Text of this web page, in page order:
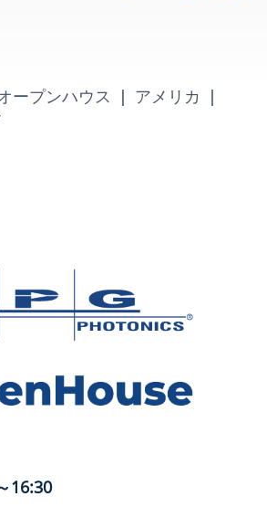
ープンハウス | アメリカ |
16:30